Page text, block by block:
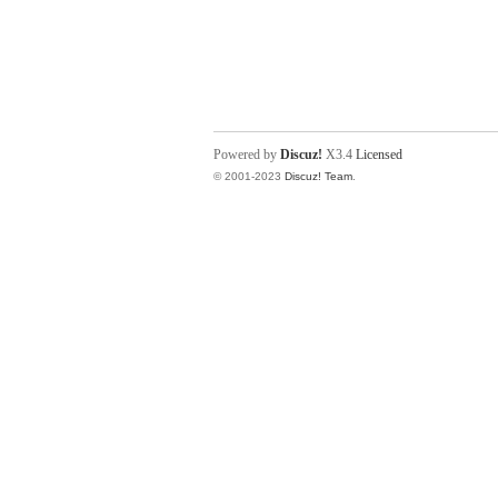
Powered by Discuz! X3.4 Licensed
© 2001-2023 Discuz! Team